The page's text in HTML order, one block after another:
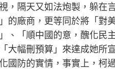
，隔天又如法炮製，躲在
的廠商，更等同於將「對
、「順中國的意，醜化民
大幅刪預算」來達成她所
國防的實情，事實上，柯